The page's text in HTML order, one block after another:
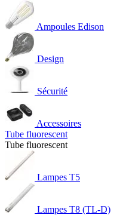
Ampoules Edison
Design
Sécurité
Accessoires
Tube fluorescent
Tube fluorescent
Lampes T5
Lampes T8 (TL-D)